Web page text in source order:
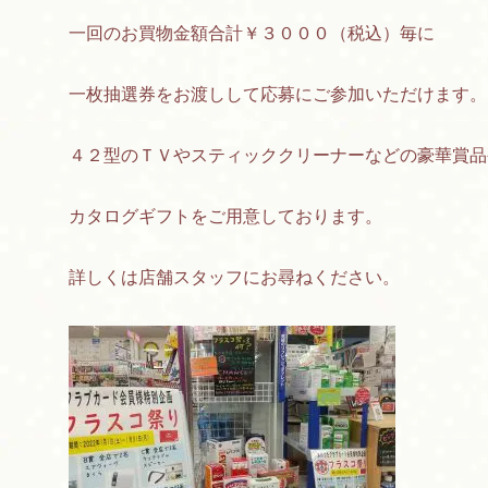
一回のお買物金額合計￥３０００（税込）毎に
一枚抽選券をお渡しして応募にご参加いただけます。
４２型のＴＶやスティッククリーナーなどの豪華賞
カタログギフトをご用意しております。
詳しくは店舗スタッフにお尋ねください。